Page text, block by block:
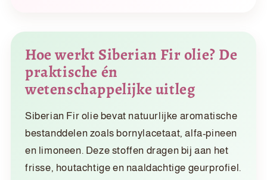
Hoe werkt Siberian Fir olie? De
praktische én
wetenschappelijke uitleg
Siberian Fir olie bevat natuurlijke aromatische
bestanddelen zoals bornylacetaat, alfa-pineen
en limoneen. Deze stoffen dragen bij aan het
frisse, houtachtige en naaldachtige geurprofiel.